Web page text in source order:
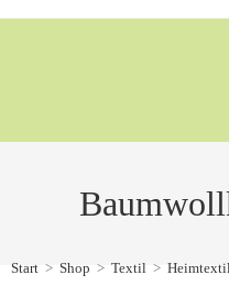
Start > Shop > Textil >